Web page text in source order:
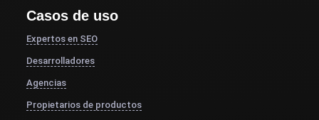
Casos de uso
Expertos en SEO
Desarrolladores
Agencias
Propietarios de productos